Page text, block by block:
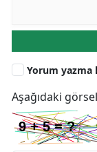
Yorum yazma
Aşağıdaki